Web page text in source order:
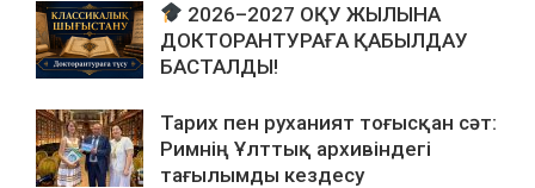
2026–2027 ОҚУ ЖЫЛЫНА
ДОКТОРАНТУРАҒА ҚАБЫЛДАУ
БАСТАЛДЫ!
Тарих пен руханият тоғысқан сәт:
Римнің Ұлттық архивіндегі
тағылымды кездесу